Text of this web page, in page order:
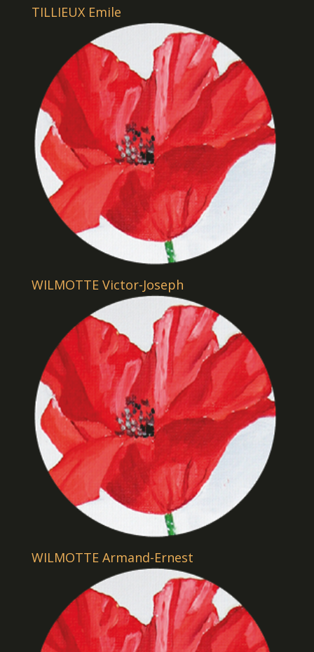
TILLIEUX Emile
WILMOTTE Victor-Joseph
WILMOTTE Armand-Ernest